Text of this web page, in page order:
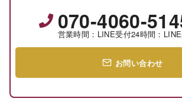
070-4060-
営業時間：LINE受付24時間：
お問い合わせ